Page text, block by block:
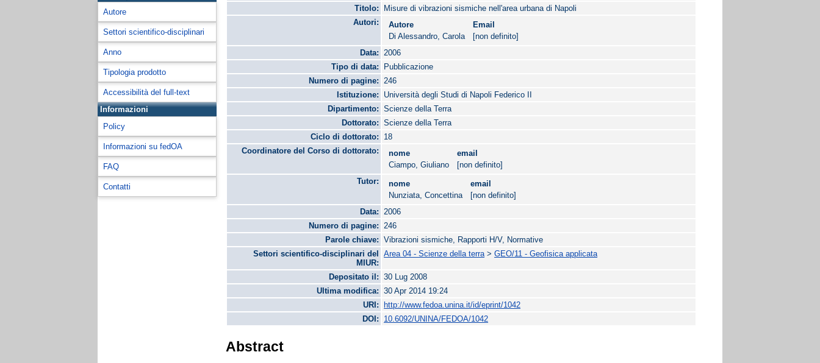
Autore
Settori scientifico-disciplinari
Anno
Tipologia prodotto
Accessibilità del full-text
Informazioni
Policy
Informazioni su fedOA
FAQ
Contatti
Titolo:
Misure di vibrazioni sismiche nell'area urbana di Napoli
Autori:
Autore
Email
Di Alessandro, Carola
[non definito]
Data:
2006
Tipo di data:
Pubblicazione
Numero di pagine:
246
Istituzione:
Università degli Studi di Napoli Federico II
Dipartimento:
Scienze della Terra
Dottorato:
Scienze della Terra
Ciclo di dottorato:
18
Coordinatore del Corso di dottorato:
nome
email
Ciampo, Giuliano
[non definito]
Tutor:
nome
email
Nunziata, Concettina
[non definito]
Data:
2006
Numero di pagine:
246
Parole chiave:
Vibrazioni sismiche, Rapporti H/V, Normative
Settori scientifico-disciplinari del
MIUR:
Area 04 - Scienze della terra>GEO/11 - Geofisica applicata
Depositato il:
30 Lug 2008
Ultima modifica:
30 Apr 2014 19:24
URI:
http://www.fedoa.unina.it/id/eprint/1042
DOI:
10.6092/UNINA/FEDOA/1042
Abstract